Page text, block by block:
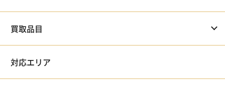
買取品目
対応エリア